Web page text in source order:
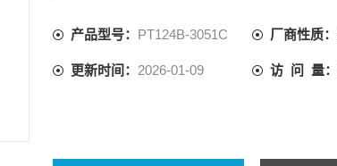
产品型号： PT124B-3051C 厂商性质：
更新时间： 2026-01-09 访 问 量：